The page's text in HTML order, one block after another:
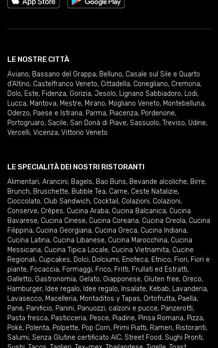
LE NOSTRE CITTÀ
Aviano, Bassano del Grappa, Belluno, Casale sul Sile e Quarto
d'Altino, Castelfranco Veneto, Cittadella, Conegliano, Cremona,
Dolo, Este, Fidenza, Gorizia, Jesolo, Lignano Sabbiadoro, Lodi,
Lucca, Mantova, Mestre, Mirano, Mogliano Veneto, Montebelluna,
Oderzo, Paese e Istrana, Parma, Piacenza, Pordenone,
Portogruaro, Sacile, San Donà di Piave, Sassuolo, Treviso, Udine,
Vercelli, Vicenza, Vittorio Veneto
LE SPECIALITÀ DEI NOSTRI RISTORANTI
Alimentari, Arancini, Bagels, Bao Buns, Bevande alcoliche, Birre,
Brunch, Bruschette, Bubble Tea, Carne, Ceste Natalizie,
Cioccolato, Club Sandwich, Cocktail , Colazioni, Colazioni,
Conserve, Crêpes, Cucina Araba, Cucina Balcanica, Cucina
Bavarese, Cucina Cinese, Cucina Coreana, Cucina Creola, Cucina
Filippina, Cucina Georgiana, Cucina Greca, Cucina Indiana,
Cucina Latina, Cucina Libanese, Cucina Marocchina, Cucina
Messicana, Cucina Tipica Locale, Cucina Vietnamita, Cucine
Regionali, Cupcakes, Dolci, Dolciumi, Enoteca, Etnico, Fiori, Fiori e
piante, Focaccia, Formaggi, Frico, Fritti, Frullati ed Estratti,
Galletto, Gastronomia, Gelato, Giapponese, Gluten free, Greco,
Hamburger, Idee regalo, Idee regalo, Insalate, Kebab, Lavanderia,
Lavasecco, Macelleria, Montaditos y Tapas, Ortofrutta, Paella,
Pane, Panificio, Panini, Panuozzi, calzoni e pucce, Panzerotti,
Pasta fresca, Pasticceria, Pesce, Piadine, Pinsa Romana, Pizza,
Pokè, Polenta, Polpette, Pop Corn, Primi Piatti, Ramen, Ristoranti,
Salumi, Senza Glutine certificato AIC, Street Food, Sughi Pronti,